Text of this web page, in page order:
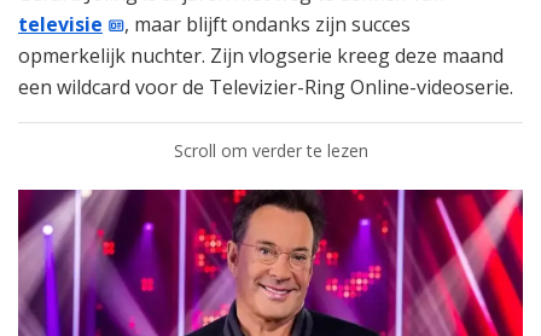
televisie
, maar blijft ondanks zijn succes
opmerkelijk nuchter. Zijn vlogserie kreeg deze maand
een wildcard voor de Televizier-Ring Online-videoserie.
Scroll om verder te lezen